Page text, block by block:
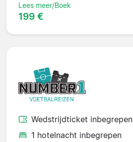
Lees meer/Boek
199 €
Wedstrijdticket inbegrepen
1 hotelnacht inbegrepen